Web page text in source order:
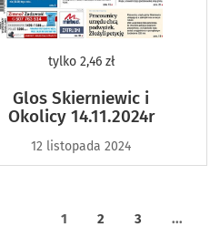
tylko2,46 zł
Glos Skierniewic i
Okolicy 14.11.2024r
12 listopada 2024
1 2 3 ...